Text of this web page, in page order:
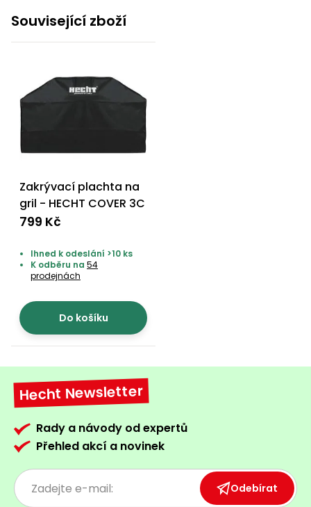
Související zboží
Zakrývací plachta na
gril - HECHT COVER 3C
799 Kč
Ihned k odeslání >10 ks
K odběru na 54
prodejnách
Do košíku
Hecht Newsletter
Rady a návody od expertů
Přehled akcí a novinek
Odebírat